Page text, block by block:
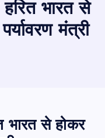
हरित भारत से
मंत्री
भारत से होकर